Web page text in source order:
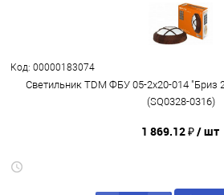
Код: 00000183074
Светильник TDM ФБУ 05-2х20-014 "Бриз
(SQ0328-0316)
1 869.12 ₽/ шт